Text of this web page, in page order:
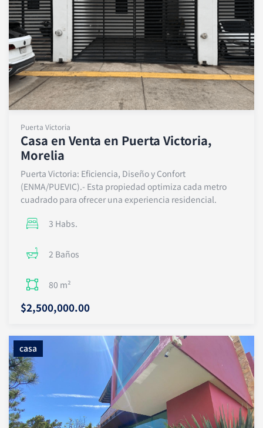
Puerta Victoria
Casa en Venta en Puerta Victoria,
Morelia
Puerta Victoria: Eficiencia, Diseño y Confort
(ENMA/PUEVIC).- Esta propiedad optimiza cada metro
cuadrado para ofrecer una experiencia residencial.
3 Habs.
2 Baños
80 m²
$2,500,000.00
casa